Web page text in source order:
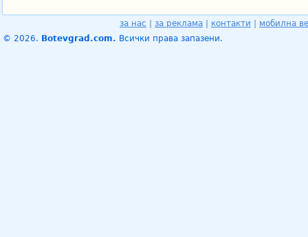
за нас за реклама контакти
мобилна
© 2026. Botevgrad.com. Всички права запазени.